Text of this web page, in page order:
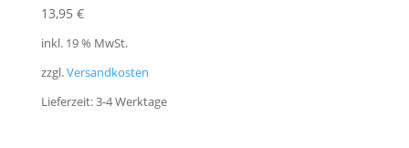
13,95 €
inkl. 19 % MwSt.
zzgl.Versandkosten
Lieferzeit:3-4 Werktage